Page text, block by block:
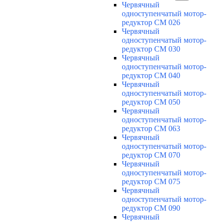
Червячный
одноступенчатый мотор-
редуктор CM 026
Червячный
одноступенчатый мотор-
редуктор CM 030
Червячный
одноступенчатый мотор-
редуктор CM 040
Червячный
одноступенчатый мотор-
редуктор CM 050
Червячный
одноступенчатый мотор-
редуктор CM 063
Червячный
одноступенчатый мотор-
редуктор CM 070
Червячный
одноступенчатый мотор-
редуктор CM 075
Червячный
одноступенчатый мотор-
редуктор CM 090
Червячный